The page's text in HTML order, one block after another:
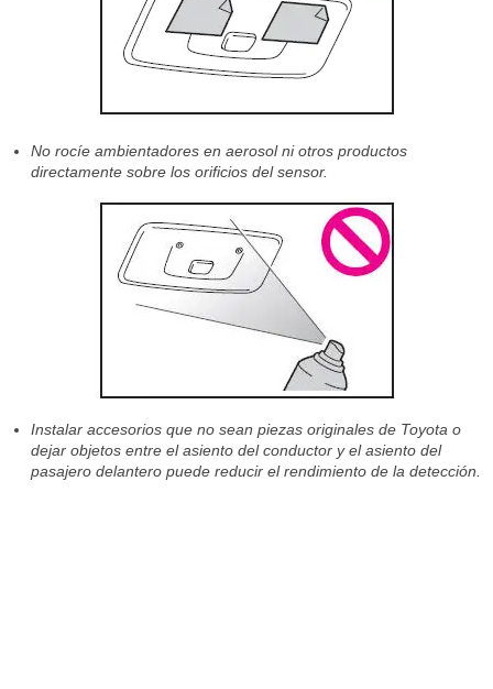
No rocíe ambientadores en aerosol ni otros productos
directamente sobre los orificios del sensor.
Instalar accesorios que no sean piezas originales de Toyota o
dejar objetos entre el asiento del conductor y el asiento del
pasajero delantero puede reducir el rendimiento de la detección.